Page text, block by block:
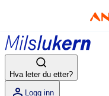
Hva leter du etter?
Logg inn